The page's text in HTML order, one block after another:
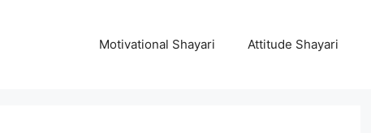
Motivational Shayari Attitude Shayari